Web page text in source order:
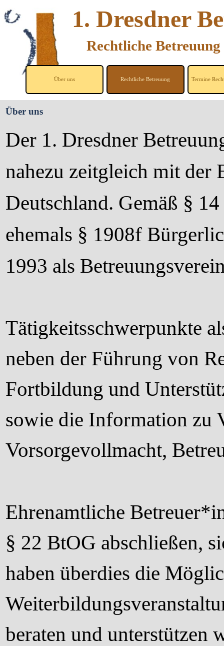
1. Dresdner
Rechtliche
Über uns Rechtliche Betreuung ▼
Termine
Über uns
Der 1. Dresdner
nahezu zeitgleich mit der
Deutschland. Gemäß §
ehemals § 1908f
1993 als
Tätigkeitsschwerpunkte
neben der Führung von
Fortbildung und
sowie die Information zu
Vorsorgevollmacht,
Ehrenamtliche
§ 22 BtOG abschließen,
haben überdies die
beraten und unterstützen